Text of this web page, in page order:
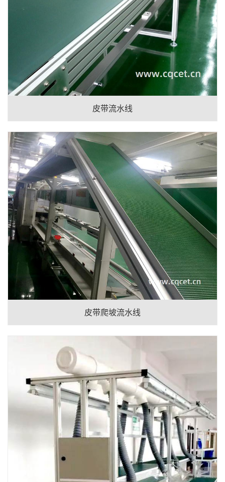
皮带流水线
皮带爬坡流水线